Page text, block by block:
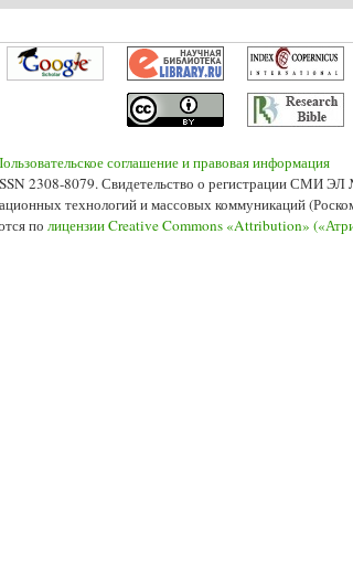
соглашение и правовая информация
2308-8079. Свидетельство о регистрации СМИ
технологий и массовых коммуникаций
по лицензии Creative Commons «Attribution»